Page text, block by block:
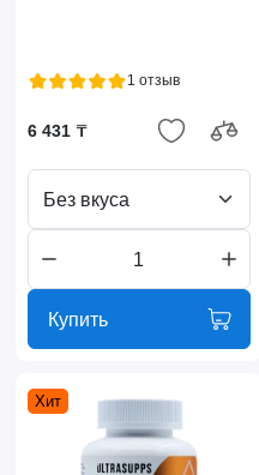
1 отзыв
6 431 ₸
Без вкуса
Купить
Хит